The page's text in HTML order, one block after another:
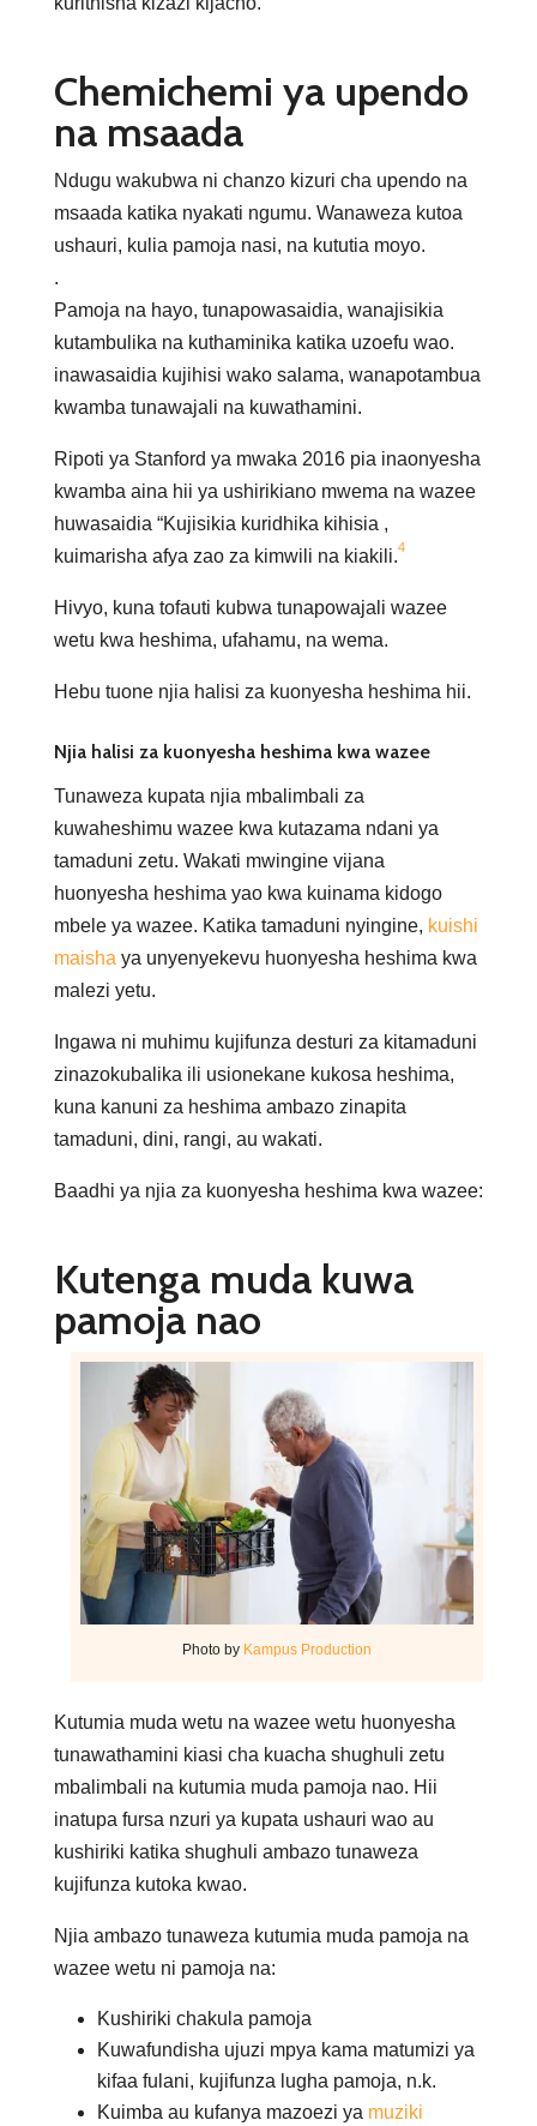
Chemichemi ya upendo
na msaada
Ndugu wakubwa ni chanzo kizuri cha upendo na
msaada katika nyakati ngumu. Wanaweza kutoa
ushauri, kulia pamoja nasi, na kututia moyo.
.
Pamoja na hayo, tunapowasaidia, wanajisikia
kutambulika na kuthaminika katika uzoefu wao.
inawasaidia kujihisi wako salama, wanapotambua
kwamba tunawajali na kuwathamini.
Ripoti ya Stanford ya mwaka 2016 pia inaonyesha
kwamba aina hii ya ushirikiano mwema na wazee
huwasaidia “Kujisikia kuridhika kihisia ,
kuimarisha afya zao za kimwili na kiakili.4
Hivyo, kuna tofauti kubwa tunapowajali wazee
wetu kwa heshima, ufahamu, na wema.
Hebu tuone njia halisi za kuonyesha heshima hii.
Njia halisi za kuonyesha heshima kwa wazee
Tunaweza kupata njia mbalimbali za
kuwaheshimu wazee kwa kutazama ndani ya
tamaduni zetu. Wakati mwingine vijana
huonyesha heshima yao kwa kuinama kidogo
mbele ya wazee. Katika tamaduni nyingine, kuishi
maisha ya unyenyekevu huonyesha heshima kwa
malezi yetu.
Ingawa ni muhimu kujifunza desturi za kitamaduni
zinazokubalika ili usionekane kukosa heshima,
kuna kanuni za heshima ambazo zinapita
tamaduni, dini, rangi, au wakati.
Baadhi ya njia za kuonyesha heshima kwa wazee:
Kutenga muda kuwa
pamoja nao
Photo by Kampus Production
Kutumia muda wetu na wazee wetu huonyesha
tunawathamini kiasi cha kuacha shughuli zetu
mbalimbali na kutumia muda pamoja nao. Hii
inatupa fursa nzuri ya kupata ushauri wao au
kushiriki katika shughuli ambazo tunaweza
kujifunza kutoka kwao.
Njia ambazo tunaweza kutumia muda pamoja na
wazee wetu ni pamoja na:
Kushiriki chakula pamoja
Kuwafundisha ujuzi mpya kama matumizi ya
kifaa fulani, kujifunza lugha pamoja, n.k.
Kuimba au kufanya mazoezi ya muziki